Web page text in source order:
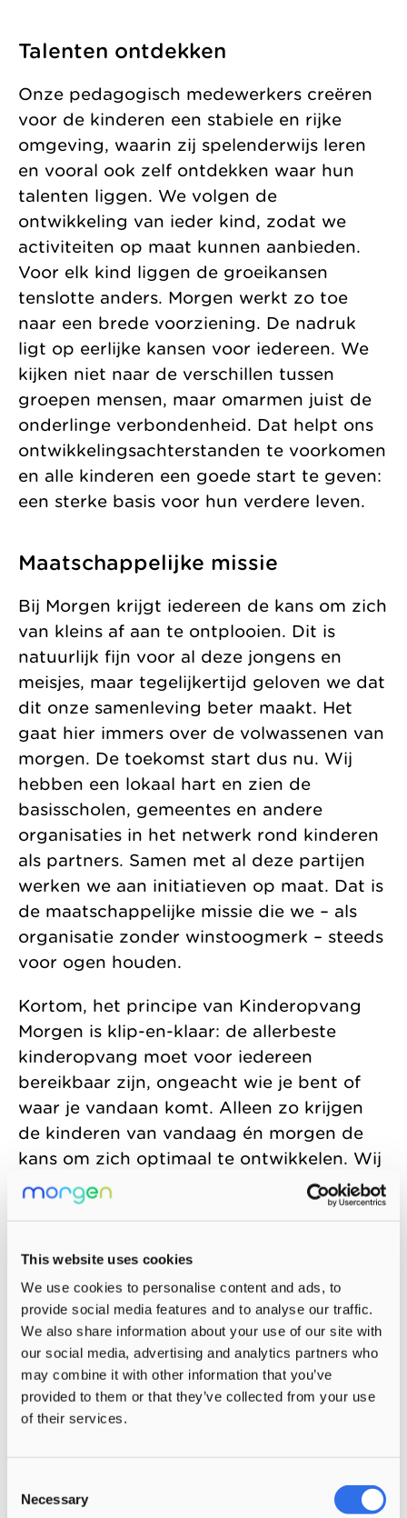
This website uses cookies
We use cookies to personalise content and ads, to
provide social media features and to analyse our traffic.
We also share information about your use of our site with
our social media, advertising and analytics partners who
may combine it with other information that you’ve
provided to them or that they’ve collected from your use
of their services.
Selection
Necessary
Talenten ontdekken
Onze pedagogisch medewerkers creëren
voor de kinderen een stabiele en rijke
omgeving, waarin zij spelenderwijs leren
en vooral ook zelf ontdekken waar hun
talenten liggen. We volgen de
ontwikkeling van ieder kind, zodat we
activiteiten op maat kunnen aanbieden.
Voor elk kind liggen de groeikansen
tenslotte anders. Morgen werkt zo toe
naar een brede voorziening. De nadruk
ligt op eerlijke kansen voor iedereen. We
kijken niet naar de verschillen tussen
groepen mensen, maar omarmen juist de
onderlinge verbondenheid. Dat helpt ons
ontwikkelingsachterstanden te voorkomen
en alle kinderen een goede start te geven:
een sterke basis voor hun verdere leven.
Maatschappelijke missie
Bij Morgen krijgt iedereen de kans om zich
van kleins af aan te ontplooien. Dit is
natuurlijk fijn voor al deze jongens en
meisjes, maar tegelijkertijd geloven we dat
dit onze samenleving beter maakt. Het
gaat hier immers over de volwassenen van
morgen. De toekomst start dus nu. Wij
hebben een lokaal hart en zien de
basisscholen, gemeentes en andere
organisaties in het netwerk rond kinderen
als partners. Samen met al deze partijen
werken we aan initiatieven op maat. Dat is
de maatschappelijke missie die we – als
organisatie zonder winstoogmerk – steeds
voor ogen houden.
Kortom, het principe van Kinderopvang
Morgen is klip-en-klaar: de allerbeste
kinderopvang moet voor iedereen
bereikbaar zijn, ongeacht wie je bent of
waar je vandaan komt. Alleen zo krijgen
de kinderen van vandaag én morgen de
kans om zich optimaal te ontwikkelen. Wij
zijn benieuwd hoe ‘onze’ jongste jeugd
van nu over twintig jaar terugdenkt aan
Femmie Streng is manager pedagogiek,
kwaliteit en HRM bij Kinderopvang Morgen
Deel deze pagina via
Bekijk ook